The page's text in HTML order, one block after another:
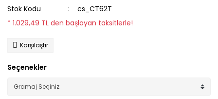
Stok Kodu
cs_CT62T
* 1.029,49 TL den başlayan taksitlerle!
Karşılaştır
Seçenekler